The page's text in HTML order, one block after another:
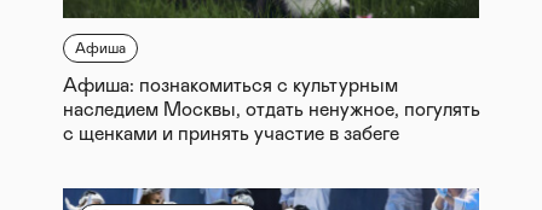
Афиша
Афиша: познакомиться с культурным
наследием Москвы, отдать ненужное, погулять
с щенками и принять участие в забеге